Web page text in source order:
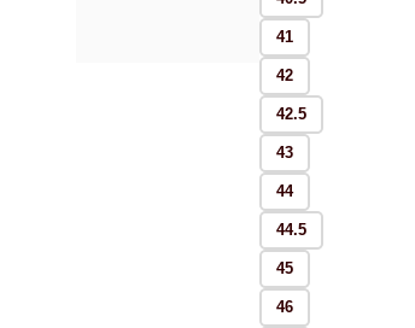
41
42
42.5
43
44
44.5
45
46